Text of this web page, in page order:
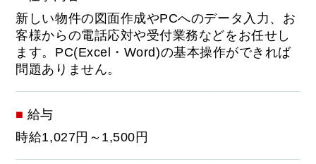
新しい物件の図面作成やPCへのデータ入力、お
客様からの電話応対や受付業務などをお任せし
ます。PC(Excel・Word)の基本操作ができれば
問題ありません。
給与
時給1,027円～1,500円